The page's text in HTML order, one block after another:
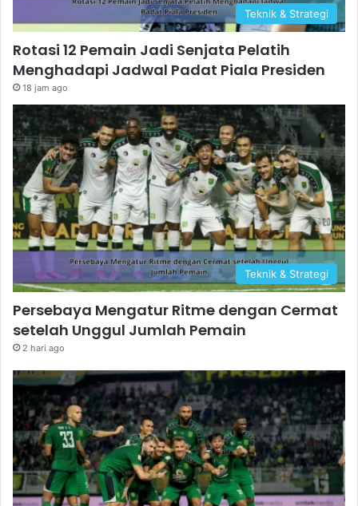
Teknik & Strategi
Rotasi 12 Pemain Jadi Senjata Pelatih
Menghadapi Jadwal Padat Piala Presiden
18 jam ago
Teknik & Strategi
Persebaya Mengatur Ritme dengan Cermat
setelah Unggul Jumlah Pemain
2 hari ago